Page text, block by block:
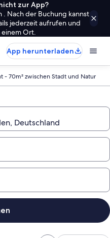
zur App?
. Nach der Buchung kannst
jederzeit aufrufen und
Ort.
App herunterladen
- 70m² zwischen Stadt und Natur